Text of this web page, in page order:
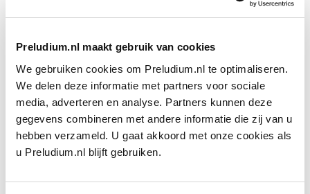
Preludium.nl maakt gebruik van cookies
We gebruiken cookies om Preludium.nl te optimaliseren.
We delen deze informatie met partners voor sociale
media, adverteren en analyse. Partners kunnen deze
gegevens combineren met andere informatie die zij van u
hebben verzameld. U gaat akkoord met onze cookies als
u Preludium.nl blijft gebruiken.